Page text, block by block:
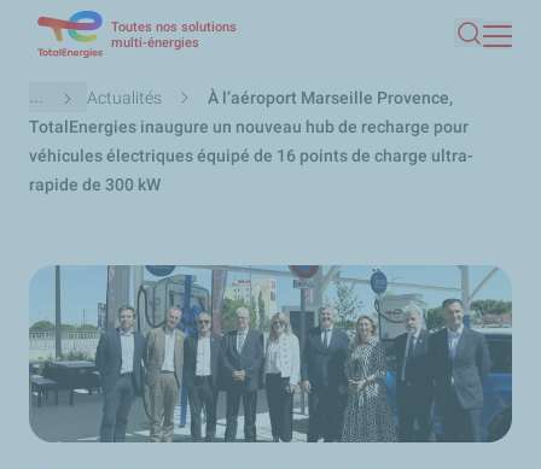
contenu
principal
Toutes nos solutions
multi-énergies
Fil
d'Ariane
... Actualités
À l’aéroport Marseille Provence,
TotalEnergies inaugure un nouveau hub de recharge pour
véhicules électriques équipé de 16 points de charge ultra-
rapide de 300 kW